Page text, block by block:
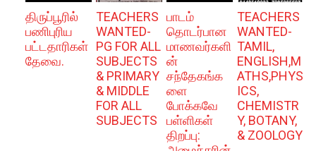
திருப்பூரில்
பணிபுரிய
பட்டதாரிகள்
தேவை.
TEACHERS
WANTED-
PG FOR ALL
SUBJECTS
& PRIMARY
& MIDDLE
FOR ALL
SUBJECTS
பாடம்
தொடர்பான
மாணவர்களி
ன்
சந்தேகங்க
ளை
போக்கவே
பள்ளிகள்
திறப்பு:
TEACHERS
WANTED-
TAMIL,
ENGLISH,M
ATHS,PHYS
ICS,
CHEMISTR
Y, BOTANY,
& ZOOLOGY